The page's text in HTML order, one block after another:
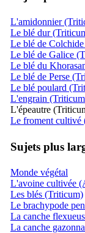
L'amidonnier
Le blé dur
Le blé de
Le blé de Galice
Le blé du
Le blé de Perse
Le blé poulard
L'engrain
L'épeautre
Le froment cultivé
Sujets plus
Monde végétal
L'avoine cultivée
Les blés (Triticum)
Le brachypode
La canche
La canche